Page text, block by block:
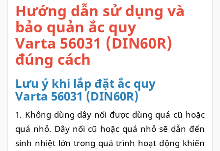
Hướng dẫn sử dụng và
bảo quản ắc quy
Varta 56031 (DIN60R)
đúng cách
Lưu ý khi lắp đặt ắc quy
Varta 56031 (DIN60R)
1. Không dùng dây nối được dùng quá cũ hoặc
quá nhỏ. Dây nối cũ hoặc quá nhỏ sẽ dẫn đến
sinh nhiệt lớn trong quá trình hoạt động khiến